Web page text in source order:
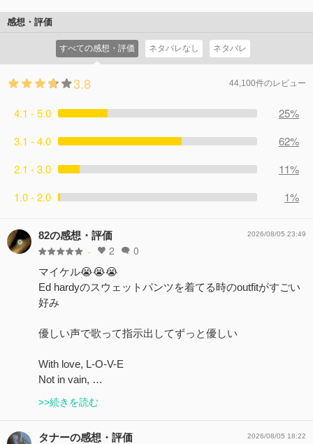
感想・評価
すべての感想・評価 ネタバレなし ネタバレ
3.8 44,100件のレビュー
4.1 - 5.0
25%
3.1 - 4.0
62%
2.1 - 3.0
11%
1.0 - 2.0
1%
82の感想・評価
- 2 0
2026/08/05 23:49
マイケル😭😭😭
Ed hardyのスウェットパンツを着てる時のoutfitがすごい
好み
優しい声で歌って指示出してずっと優しい
With love, L-O-V-E
Not in vain, …
>>続きを読む
タナーの感想・評価 2026/08/05 18:22